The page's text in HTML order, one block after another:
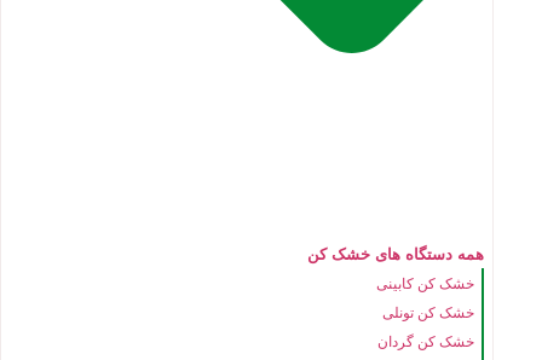
همه دستگاه های خشک کن
خشک کن کابینی
خشک کن تونلی
خشک کن گردان